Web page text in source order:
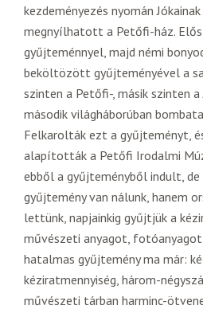
kezdeményezés nyomán
megnyílhatott a Petőfi-ház.
gyűjteménnyel, majd némi
beköltözött gyűjteményével a
szinten a Petőfi-, másik szinten
második világháborúban
Felkarolták ezt a gyűjteményt,
alapították a Petőfi Irodalmi
ebből a gyűjteményből indult,
gyűjtemény van nálunk, hanem
lettünk, napjainkig gyűjtjük a
művészeti anyagot,
hatalmas gyűjtemény ma már:
kéziratmennyiség, három-
művészeti tárban harminc-